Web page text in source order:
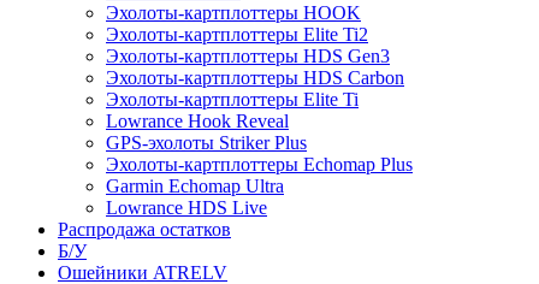
Эхолоты-картплоттеры HOOK
Эхолоты-картплоттеры Elite Ti2
Эхолоты-картплоттеры HDS Gen3
Эхолоты-картплоттеры HDS Carbon
Эхолоты-картплоттеры Elite Ti
Lowrance Hook Reveal
GPS-эхолоты Striker Plus
Эхолоты-картплоттеры Echomap Plus
Garmin Echomap Ultra
Lowrance HDS Live
Распродажа остатков
Б/У
Ошейники ATRELV